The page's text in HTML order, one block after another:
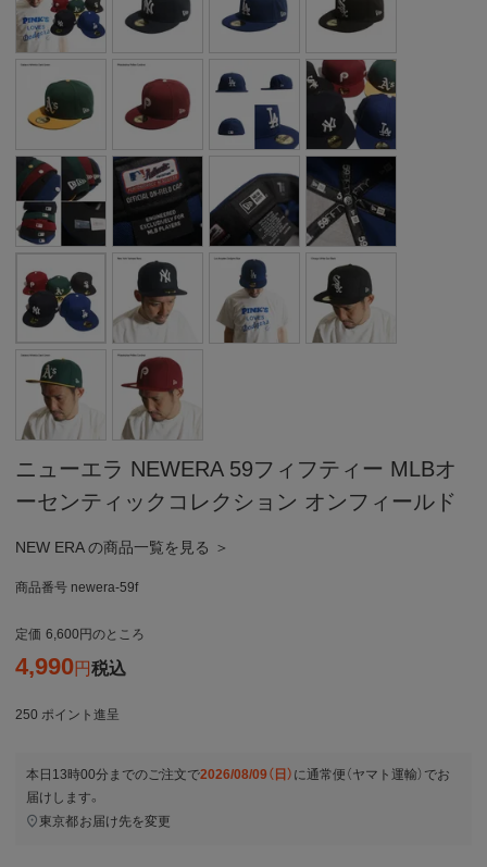
ニューエラ NEWERA 59フィフティー MLBオ
ーセンティックコレクション オンフィールド
NEW ERA の商品一覧を見る ＞
商品番号 newera-59f
定価 6,600 のところ
4,990 税込
250 ポイント進呈
本日 13時00分 までのご注文で2026/08/09（日） に通常便（ヤマト運輸） でお
届けします。
東京都お届け先を変更